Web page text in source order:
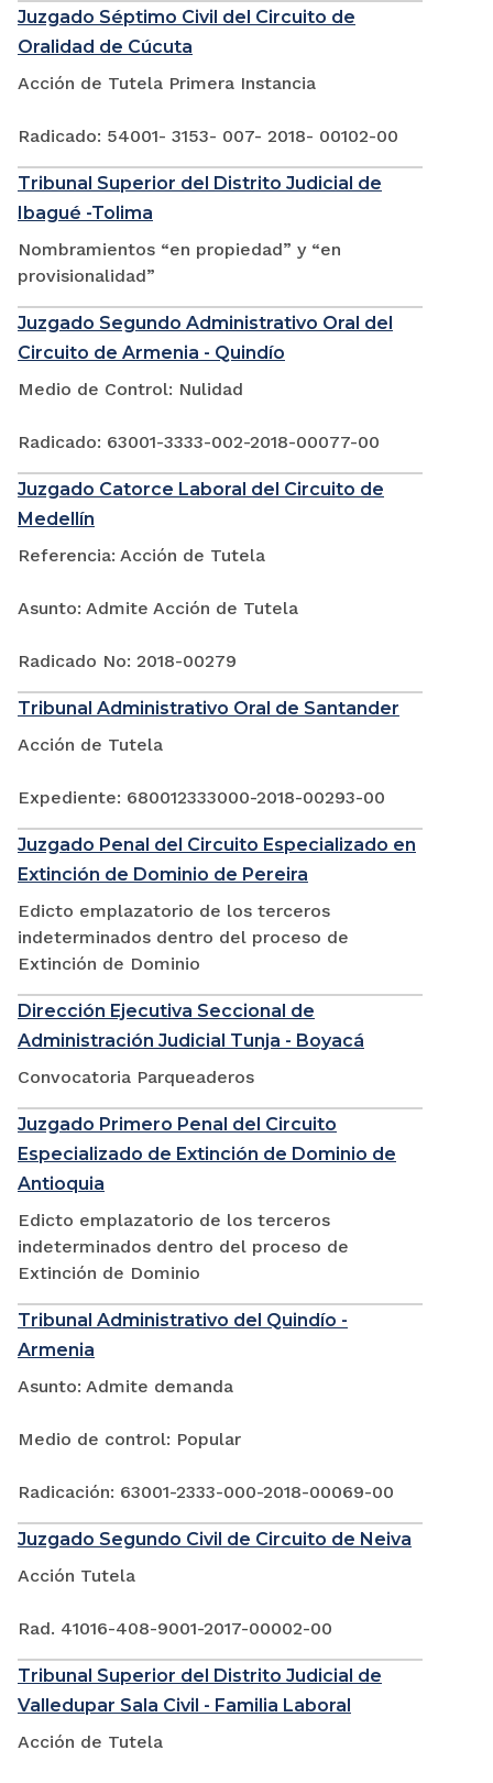
Juzgado Séptimo Civil del Circuito de
Oralidad de Cúcuta
Acción de Tutela Primera Instancia
Radicado: 54001- 3153- 007- 2018- 00102-00
Tribunal Superior del Distrito Judicial de
Ibagué -Tolima
Nombramientos “en propiedad” y “en
provisionalidad”
Juzgado Segundo Administrativo Oral del
Circuito de Armenia - Quindío
Medio de Control: Nulidad
Radicado: 63001-3333-002-2018-00077-00
Juzgado Catorce Laboral del Circuito de
Medellín
Referencia: Acción de Tutela
Asunto: Admite Acción de Tutela
Radicado No: 2018-00279
Tribunal Administrativo Oral de Santander
Acción de Tutela
Expediente: 680012333000-2018-00293-00
Juzgado Penal del Circuito Especializado en
Extinción de Dominio de Pereira
Edicto emplazatorio de los terceros
indeterminados dentro del proceso de
Extinción de Dominio
Dirección Ejecutiva Seccional de
Administración Judicial Tunja - Boyacá
Convocatoria Parqueaderos
Juzgado Primero Penal del Circuito
Especializado de Extinción de Dominio de
Antioquia
Edicto emplazatorio de los terceros
indeterminados dentro del proceso de
Extinción de Dominio
Tribunal Administrativo del Quindío -
Armenia
Asunto: Admite demanda
Medio de control: Popular
Radicación: 63001-2333-000-2018-00069-00
Juzgado Segundo Civil de Circuito de Neiva
Acción Tutela
Rad. 41016-408-9001-2017-00002-00
Tribunal Superior del Distrito Judicial de
Valledupar Sala Civil - Familia Laboral
Acción de Tutela